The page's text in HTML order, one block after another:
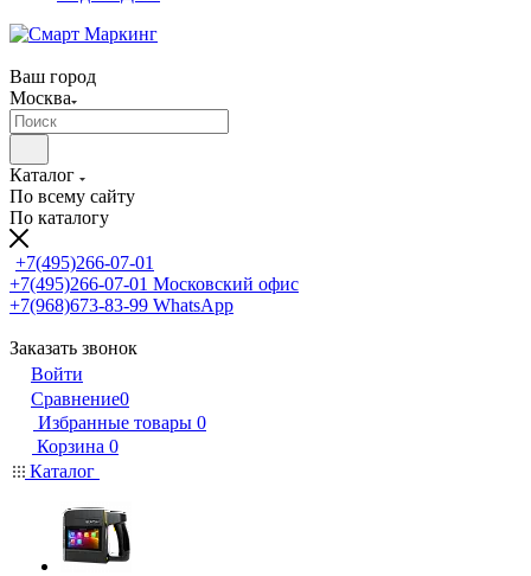
Ваш город
Москва
Каталог
По всему сайту
По каталогу
+7(495)266-07-01
+7(495)266-07-01 Московский офис
+7(968)673-83-99 WhatsApp
Заказать звонок
Войти
Сравнение0
Избранные товары 0
Корзина 0
Каталог